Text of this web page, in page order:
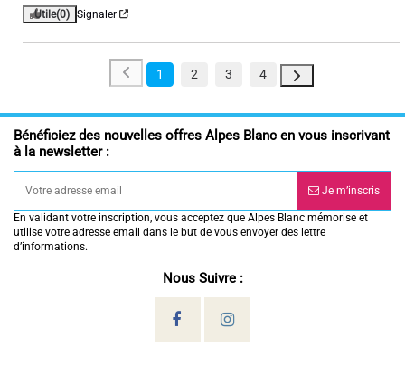
Utile(0) Signaler
1 2 3 4
Bénéficiez des nouvelles offres Alpes Blanc en vous inscrivant
à la newsletter :
Je m’inscris
En validant votre inscription, vous acceptez que Alpes Blanc mémorise et
utilise votre adresse email dans le but de vous envoyer des lettre
d’informations.
Nous Suivre :